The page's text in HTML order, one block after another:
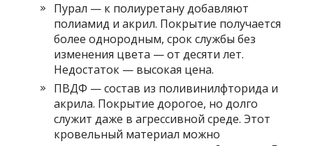
Пурал — к полиуретану добавляют
полиамид и акрил. Покрытие получается
более однородным, срок службы без
изменения цвета — от десяти лет.
Недостаток — высокая цена.
ПВДФ — состав из поливинилфторида и
акрила. Покрытие дорогое, но долго
служит даже в агрессивной среде. Этот
кровельный материал можно